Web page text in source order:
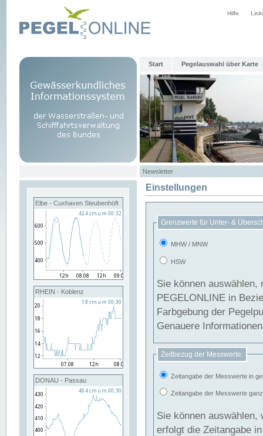
Hilfe
Start Pegelauswahl über Karte
Newsletter
Elbe - Cuxhaven Steubenhöft
RHEIN - Koblenz
DONAU - Passau
Einstellungen
Grenzwerte für Unter- &
MHW / MNW
HSW
Sie können
PEGELONLINE in Beziehung
Farbgebung der
Genauere
Zeitbezug der Messwerte:
Zeitangabe der Messwerte in
Zeitangabe der Messwerte
Sie können auswählen,
erfolgt die Zeitangabe